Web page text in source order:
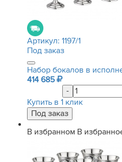
Артикул: 1197/1
Под заказ
Набор бокалов в
414 685
-
Купить в 1 клик
В избранном В